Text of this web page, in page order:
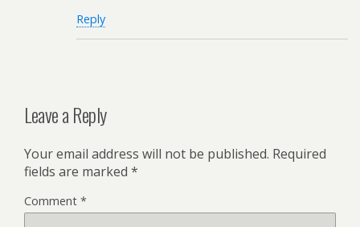
Reply
Leave a Reply
Your email address will not be published. Required
fields are marked *
Comment *